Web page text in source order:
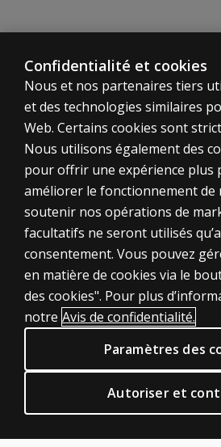
ÉVALUATIONS
Produits
Solutions numériques
Sujets d'actualité
POLITIQUES JURIDIQUES CLINIQUES
Permissions et licences
Conditions de vente et d'utilisation
Confidentialité et cookies
Nous et nos partenaires tiers
et des technologies similaires
Web. Certains cookies sont
Nous utilisons également des
pour offrir une expérience plus
améliorer le fonctionnement de
soutenir nos opérations de
facultatifs ne seront utilisés
consentement. Vous pouvez
en matière de cookies via le
des cookies". Pour plus
notre Avis de confidentialité.
Paramètres des
Autoriser et